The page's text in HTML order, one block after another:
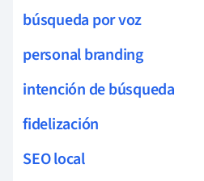
búsqueda por voz
personal branding
intención de búsqueda
fidelización
SEO local